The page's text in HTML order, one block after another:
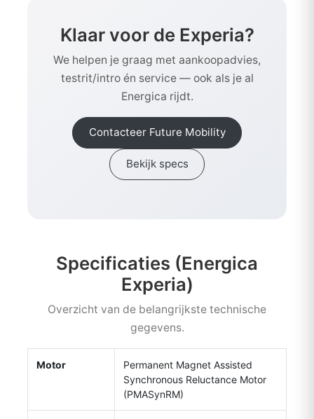
Klaar voor de Experia?
We helpen je graag met aankoopadvies,
testrit/intro én service — ook als je al
Energica rijdt.
Contacteer Future Mobility
Bekijk specs
Specificaties (Energica
Experia)
Overzicht van de belangrijkste technische
gegevens.
Motor
Permanent Magnet Assisted
Synchronous Reluctance Motor
(PMASynRM)